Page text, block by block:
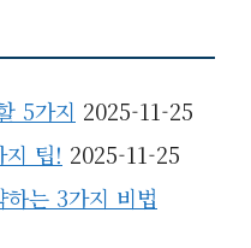
5가지 2025-11-25
지 팁! 2025-11-25
는 3가지 비법